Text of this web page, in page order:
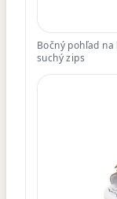
Bočný pohľad
suchý zips